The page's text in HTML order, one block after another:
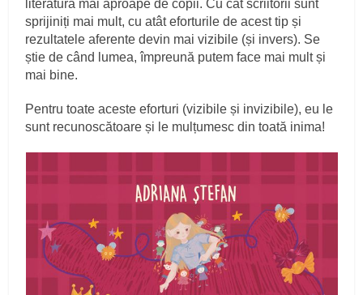
literatura mai aproape de copii. Cu cât scriitorii sunt
sprijiniți mai mult, cu atât eforturile de acest tip și
rezultatele aferente devin mai vizibile (și invers). Se
știe de când lumea, împreună putem face mai mult și
mai bine.
Pentru toate aceste eforturi (vizibile și invizibile), eu le
sunt recunoscătoare și le mulțumesc din toată inima!